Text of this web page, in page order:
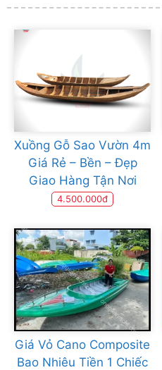
Xuồng Gỗ Sao Vườn 4m
Giá Rẻ – Bền – Đẹp
Giao Hàng Tận Nơi
4.500.000đ
Giá Vỏ Cano Composite
Bao Nhiêu Tiền 1 Chiếc